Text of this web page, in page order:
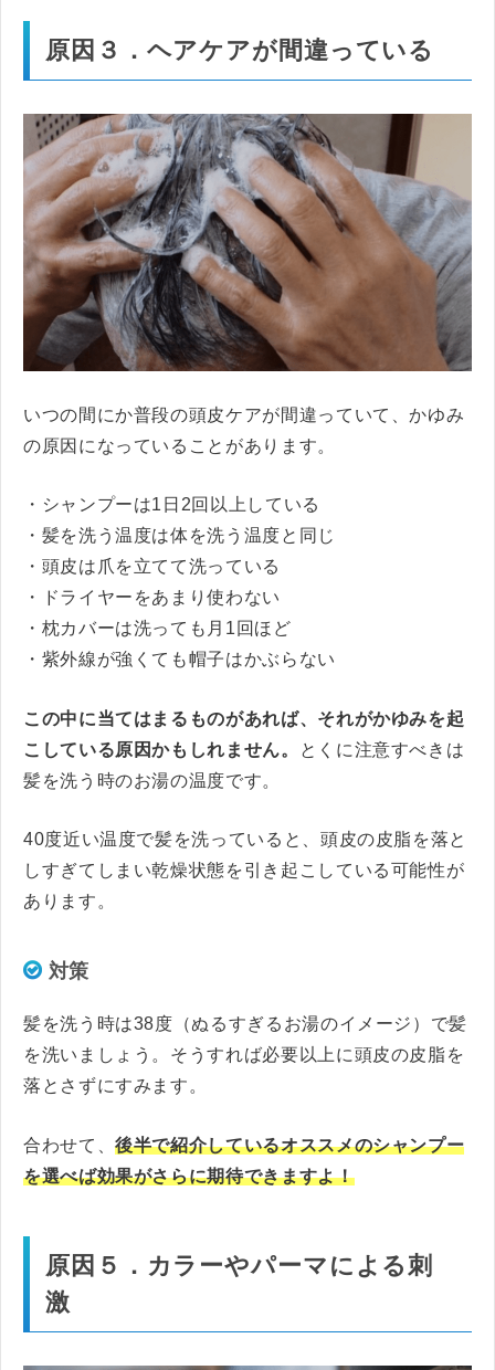
原因３．ヘアケアが間違っている
いつの間にか普段の頭皮ケアが間違っていて、かゆみ
の原因になっていることがあります。
・シャンプーは1日2回以上している
・髪を洗う温度は体を洗う温度と同じ
・頭皮は爪を立てて洗っている
・ドライヤーをあまり使わない
・枕カバーは洗っても月1回ほど
・紫外線が強くても帽子はかぶらない
この中に当てはまるものがあれば、それがかゆみを起
こしている原因かもしれません。
とくに注意すべきは
髪を洗う時のお湯の温度です。
40度近い温度で髪を洗っていると、頭皮の皮脂を落と
しすぎてしまい乾燥状態を引き起こしている可能性が
あります。
対策
髪を洗う時は38度（ぬるすぎるお湯のイメージ）で髪
を洗いましょう。そうすれば必要以上に頭皮の皮脂を
落とさずにすみます。
合わせて、後半で紹介しているオススメのシャンプー
を選べば効果がさらに期待できますよ！
原因５．カラーやパーマによる刺
激